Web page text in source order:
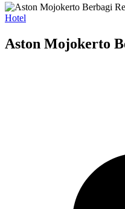
Hotel
Aston Mojokerto